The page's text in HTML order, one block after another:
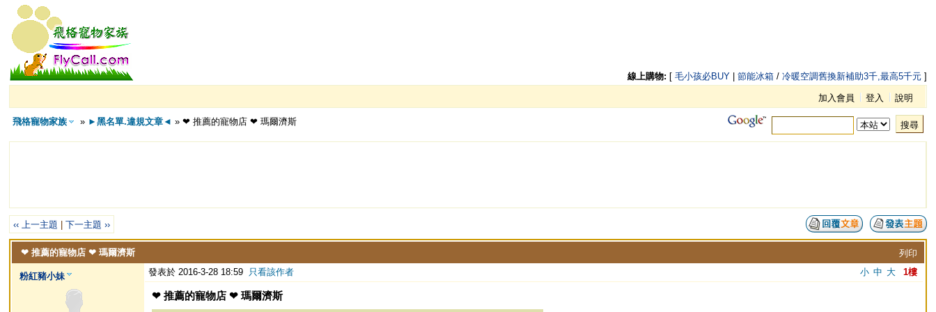
線上購物: [ 毛小孩必BUY| 節能冰箱/ 冷暖空調舊換新補助3千,最高5千元]
加入會員 登入 說明
飛格寵物家族 » ►黑名單.違規文章◄ » ❤ 推薦的寵物店 ❤ 瑪爾濟斯 搜尋
‹‹ 上一主題 |下一主題 ››
列印
❤ 推薦的寵物店 ❤ 瑪爾濟斯
粉紅豬小妹 1樓
大
中
小
發表於 2016-3-28 18:59 只看該作者
❤ 推薦的寵物店 ❤ 瑪爾濟斯